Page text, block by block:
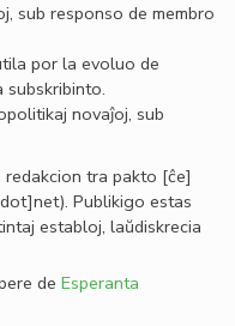
sub responso de membro
por la evoluo de
subskribinto.
novaĵoj, sub
tra pakto [ĉe]
. Publikigo estas
establoj, laŭdiskrecia
de Esperanta